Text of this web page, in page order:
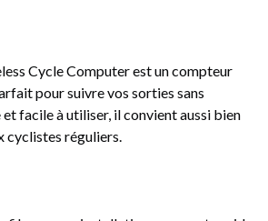
Cycle Computerest un compteur
pour suivre vos sorties sans
facile à utiliser, il convient aussi bien
cyclistes réguliers.